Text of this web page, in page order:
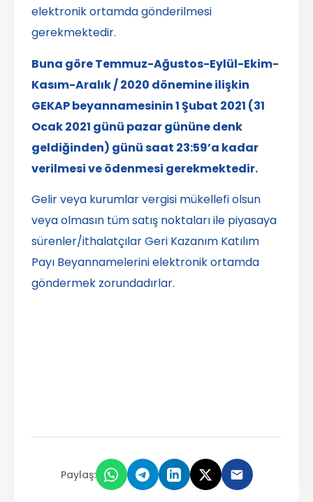
elektronik ortamda gönderilmesi
gerekmektedir.
Buna göre Temmuz-Ağustos-Eylül-Ekim-
Kasım-Aralık / 2020 dönemine ilişkin
GEKAP beyannamesinin 1 Şubat 2021 (31
Ocak 2021 günü pazar gününe denk
geldiğinden) günü saat 23:59’a kadar
verilmesi ve ödenmesi gerekmektedir.
Gelir veya kurumlar vergisi mükellefi olsun
veya olmasın tüm satış noktaları ile piyasaya
sürenler/ithalatçılar Geri Kazanım Katılım
Payı Beyannamelerini elektronik ortamda
göndermek zorundadırlar.
Paylaş: